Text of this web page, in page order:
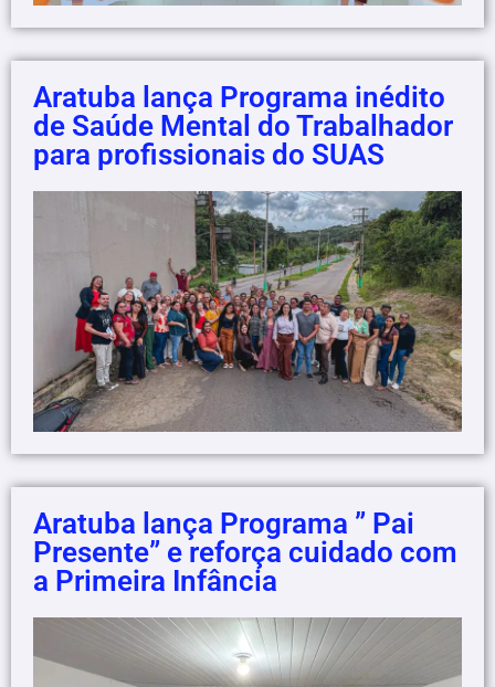
Aratuba lança Programa inédito
de Saúde Mental do Trabalhador
para profissionais do SUAS
Aratuba lança Programa ” Pai
Presente” e reforça cuidado com
a Primeira Infância